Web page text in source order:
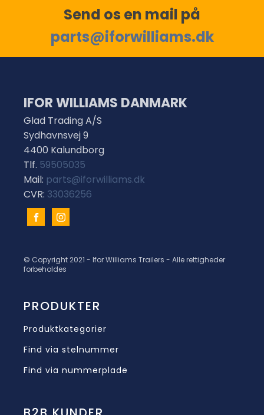
Send os en mail på
parts@iforwilliams.dk
IFOR WILLIAMS DANMARK
Glad Trading A/S
Sydhavnsvej 9
4400 Kalundborg
Tlf. 59505035
Mail: parts@iforwilliams.dk
CVR: 33036256
© Copyright 2021 - Ifor Williams Trailers - Alle rettigheder
forbeholdes
PRODUKTER
Produktkategorier
Find via stelnummer
Find via nummerplade